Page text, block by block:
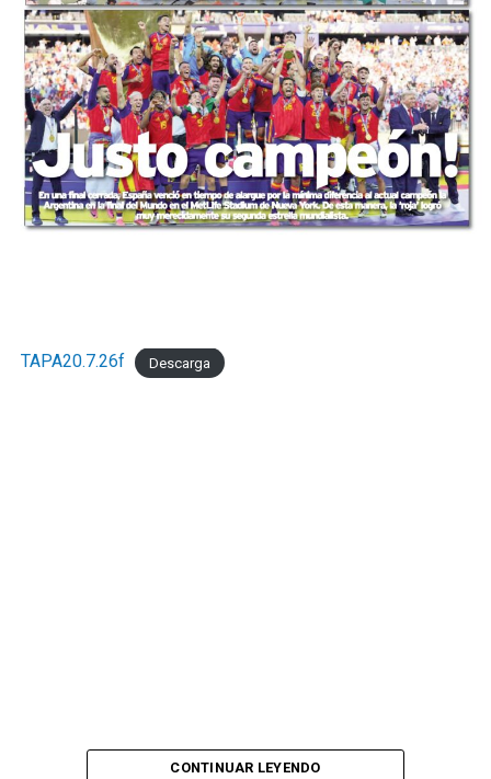
TAPA20.7.26f Descarga
CONTINUAR LEYENDO